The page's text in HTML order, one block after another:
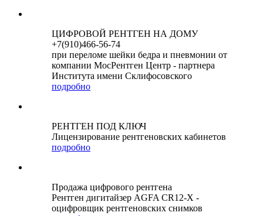
ЦИФРОВОЙ РЕНТГЕН НА ДОМУ
+7(910)466-56-74
при переломе шейки бедра и пневмонии от
компании МосРентген Центр - партнера
Института имени Склифосовского
подробно
РЕНТГЕН ПОД КЛЮЧ
Лицензирование рентгеновских кабинетов
подробно
Продажа цифрового рентгена
Рентген дигитайзер AGFA CR12-X -
оцифровщик рентгеновских снимков